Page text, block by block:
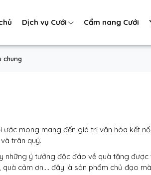
Dịch vụ Cưới Cẩm nang Cưới
chung
ước mong mang đến giá trị văn hóa kết
trân quý.
những ý tưởng độc đáo về quà tặng
cảm ơn.... đây là sản phẩm chủ đạo